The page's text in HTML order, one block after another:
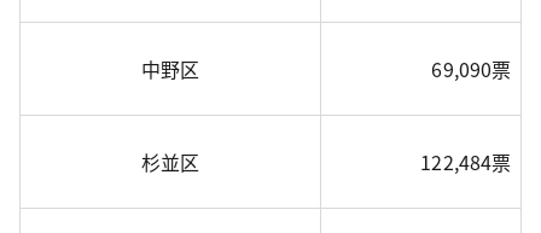
中野区 69,090票
杉並区 122,484票